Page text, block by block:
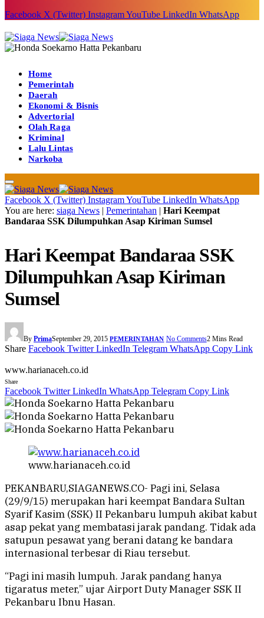
Facebook X (Twitter) InstagramYouTube LinkedIn WhatsApp
Home
Pemerintah
Daerah
Ekonomi & Bisnis
Advertorial
Olah Raga
Kriminal
Lalu Lintas
Narkoba
Facebook X (Twitter) InstagramYouTube LinkedIn WhatsApp
You are here: siaga News | Pemerintahan | Hari Keempat
Bandaraa SSK Dilumpuhkan Asap Kiriman Sumsel
Hari Keempat Bandaraa SSK
Dilumpuhkan Asap Kiriman
Sumsel
By PrimaSeptember 29, 2015 PEMERINTAHAN No Comments2 Mins Read
Share Facebook Twitter LinkedIn Telegram WhatsApp Copy Link
www.harianaceh.co.id
Share
Facebook Twitter LinkedIn WhatsApp Telegram Copy Link
www.harianaceh.co.id
PEKANBARU,SIAGANEWS.CO- Pagi ini, Selasa
(29/9/15) merupakan hari keempat Bandara Sultan
Syarif Kasim (SSK) II Pekanbaru lumpuh akibat kabut
asap pekat yang membatasi jarak pandang. Tidak ada
satupun pesawat yang berani datang ke bandara
internasional terbesar di Riau tersebut.
“Pagi ini masih lumpuh. Jarak pandang hanya
tigaratus meter,” ujar Airport Duty Manager SSK II
Pekanbaru Ibnu Hasan.